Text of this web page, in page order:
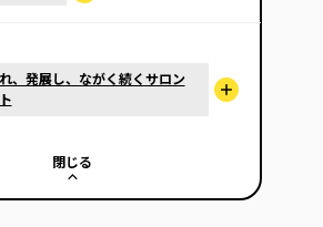
、発展し、ながく続くサロン
閉じる